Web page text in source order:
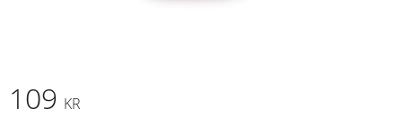
109 KR